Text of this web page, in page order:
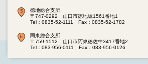
徳地総合支所
〒747-0292 山口市徳地堀1561番地1
Tel：0835-52-1111
Fax：0835-52-1782
阿東総合支所
〒759-1512 山口市阿東徳佐中3417番地2
Tel：083-956-0111
Fax：083-956-0126